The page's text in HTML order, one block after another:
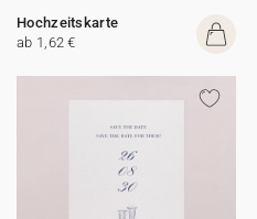
Hochzeitskarte
ab 1,62 €